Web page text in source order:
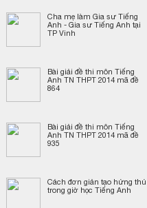
Cha mẹ làm Gia sư Tiếng
Anh - Gia sư Tiếng Anh tại
TP Vinh
Bài giải đề thi môn Tiếng
Anh TN THPT 2014 mã đề
864
Bài giải đề thi môn Tiếng
Anh TN THPT 2014 mã đề
935
Cách đơn giản tạo hứng thú
trong giờ học Tiếng Anh